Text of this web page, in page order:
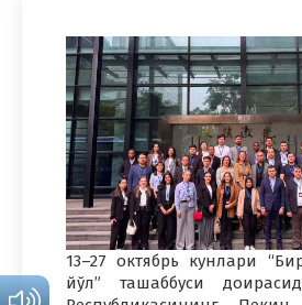
13–27 октябрь кунлари
йўл” ташаббуси